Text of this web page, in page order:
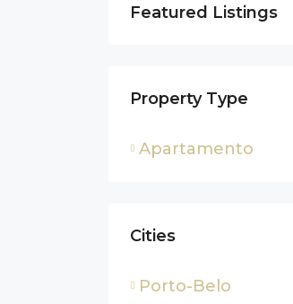
Featured Listings
Property Type
Apartamento
Cities
Porto-Belo